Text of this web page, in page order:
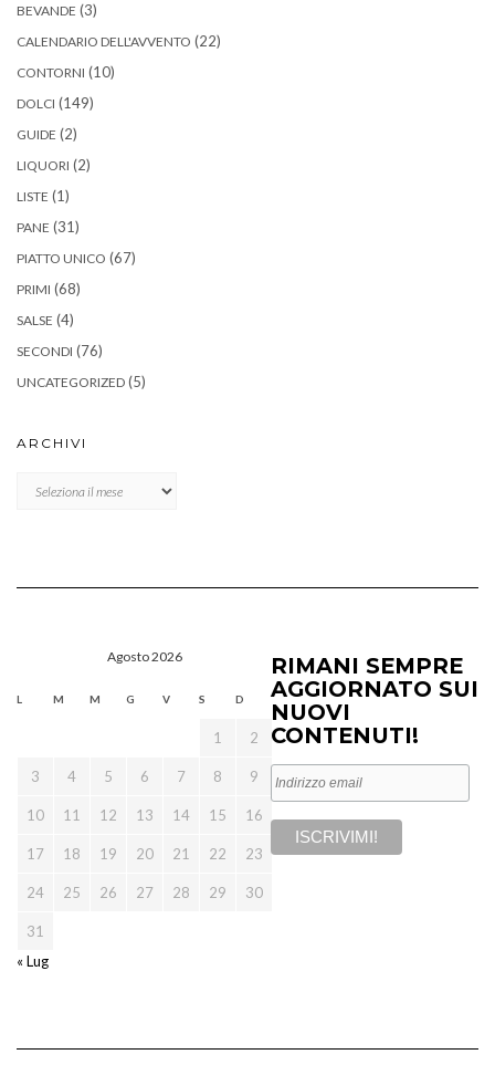
BEVANDE (3)
CALENDARIO DELL'AVVENTO (22)
CONTORNI (10)
DOLCI (149)
GUIDE (2)
LIQUORI (2)
LISTE (1)
PANE (31)
PIATTO UNICO (67)
PRIMI (68)
SALSE (4)
SECONDI (76)
UNCATEGORIZED (5)
ARCHIVI
Agosto 2026
L M M G V S D
1 2
3 4 5 6 7 8 9
10 11 12 13 14 15 16
17 18 19 20 21 22 23
24 25 26 27 28 29 30
31
« Lug
RIMANI SEMPRE
AGGIORNATO SUI
NUOVI
CONTENUTI!